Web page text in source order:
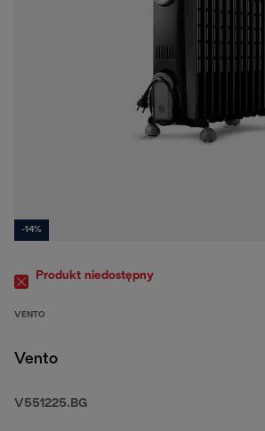
-14%
Produkt niedostępny
VENTO
Vento
V551225.BG